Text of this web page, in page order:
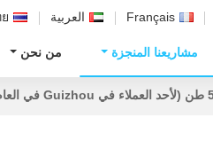
Français العربية
مشاريعنا المنجزة من نحن